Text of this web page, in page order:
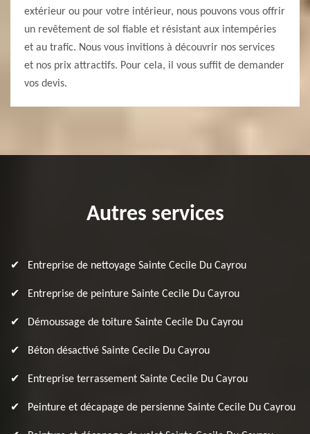
extérieur ou pour votre intérieur, nous pouvons vous offrir
un revêtement de sol fiable et résistant aux intempéries
et au trafic. Nous vous invitions à découvrir nos services
et nos prix attractifs. Pour cela, il vous suffit de demander
vos devis.
Autres services
Entreprise de nettoyage Sainte Cecile Du Cayrou
Entreprise de peinture Sainte Cecile Du Cayrou
Démoussage de toiture Sainte Cecile Du Cayrou
Béton désactivé Sainte Cecile Du Cayrou
Entreprise terrassement Sainte Cecile Du Cayrou
Peinture et décapage de persienne Sainte Cecile Du Cayrou